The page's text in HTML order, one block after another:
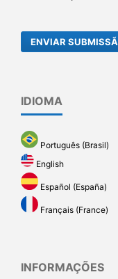
ENVIAR
IDIOMA
Português (Brasil)
English
Español (España)
Français (France)
INFORMAÇÕES